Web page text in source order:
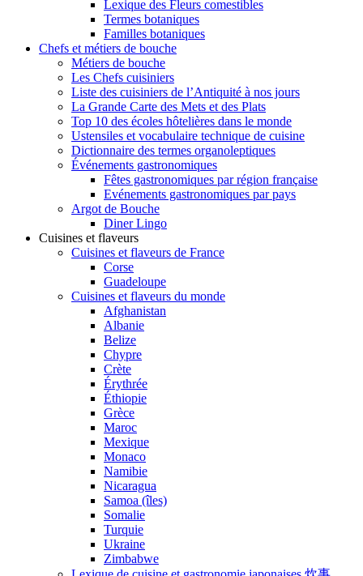
Lexique des Fleurs comestibles
Termes botaniques
Familles botaniques
Chefs et métiers de bouche
Métiers de bouche
Les Chefs cuisiniers
Liste des cuisiniers de l’Antiquité à nos jours
La Grande Carte des Mets et des Plats
Top 10 des écoles hôtelières dans le monde
Ustensiles et vocabulaire technique de cuisine
Dictionnaire des termes organoleptiques
Événements gastronomiques
Fêtes gastronomiques par région française
Evénements gastronomiques par pays
Argot de Bouche
Diner Lingo
Cuisines et flaveurs
Cuisines et flaveurs de France
Corse
Guadeloupe
Cuisines et flaveurs du monde
Afghanistan
Albanie
Belize
Chypre
Crète
Érythrée
Éthiopie
Grèce
Maroc
Mexique
Monaco
Namibie
Nicaragua
Samoa (îles)
Somalie
Turquie
Ukraine
Zimbabwe